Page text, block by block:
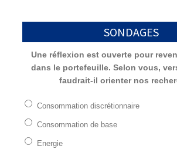
SONDAGES
Une réflexion est ouverte pour
dans le portefeuille. Selon vous,
faudrait-il orienter nos
Consommation discrétionnaire
Consommation de base
Energie